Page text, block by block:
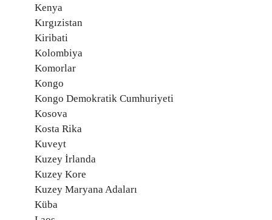
Kenya
Kırgızistan
Kiribati
Kolombiya
Komorlar
Kongo
Kongo Demokratik Cumhuriyeti
Kosova
Kosta Rika
Kuveyt
Kuzey İrlanda
Kuzey Kore
Kuzey Maryana Adaları
Küba